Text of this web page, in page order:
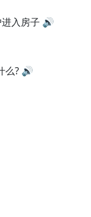
入房子 🔊
么? 🔊